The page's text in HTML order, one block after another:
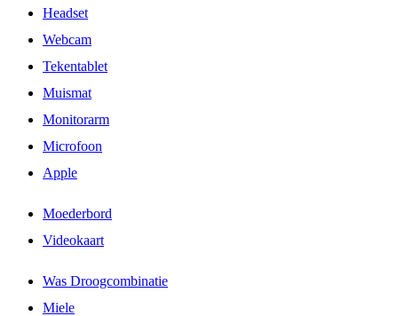
Headset
Webcam
Tekentablet
Muismat
Monitorarm
Microfoon
Apple
Moederbord
Videokaart
Was Droogcombinatie
Miele